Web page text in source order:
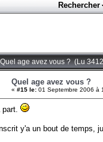
Rechercher
age avez vous ? (Lu
Quel age avez vous ?
« #15 le: 01 Septembre 2006 à
y'a un bout de temps,